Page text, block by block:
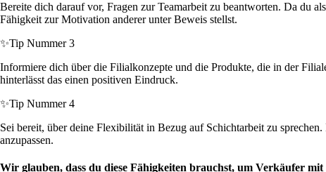
Bereite dich darauf vor, Fragen zur Teamarbeit zu beantworten. Da du
Fähigkeit zur Motivation anderer unter Beweis stellst.
✨Tip Nummer 3
Informiere dich über die Filialkonzepte und die Produkte, die in der
hinterlässt das einen positiven Eindruck.
✨Tip Nummer 4
Sei bereit, über deine Flexibilität in Bezug auf Schichtarbeit zu
anzupassen.
Wir glauben, dass du diese Fähigkeiten brauchst, um Verkäufer